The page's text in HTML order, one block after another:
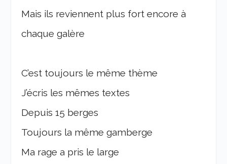
Mais ils reviennent plus fort encore à
chaque galère
C’est toujours le même thème
J’écris les mêmes textes
Depuis 15 berges
Toujours la même gamberge
Ma rage a pris le large